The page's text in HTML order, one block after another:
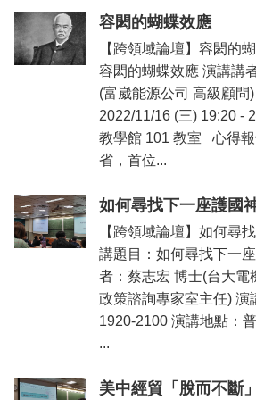
容閎的蝴蝶效應
【跨領域論壇】容閎的
容閎的蝴蝶效應 演講講
(富崴能源公司 高級顧問)
2022/11/16 (三) 19:20 -
教學館 101 教室 心得
省，首位...
如何尋找下一座護國
【跨領域論壇】如何尋
講題目：如何尋找下一
者：蔡志宏 博士(台大電
政策諮詢專家室主任) 演
1920-2100 演講地點：
...
美中經貿「脫而不斷